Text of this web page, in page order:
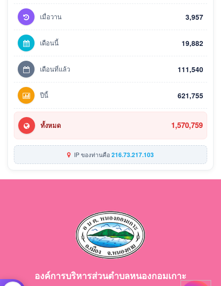
เมื่อวาน 3,957
เดือนนี้ 19,882
เดือนที่แล้ว 111,540
ปีนี้ 621,755
ทั้งหมด 1,570,759
IP ของท่านคือ216.73.217.103
องค์การบริหารส่วนตำบลหนองกอมเกาะ